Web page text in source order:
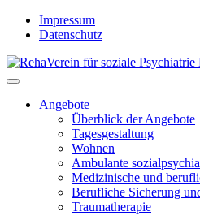
Skip
Impressum
Datenschutz
Angebote
Überblick der Angebote
Tagesgestaltung
Wohnen
Ambulante
Medizinische und
Berufliche Sicherung
Traumatherapie